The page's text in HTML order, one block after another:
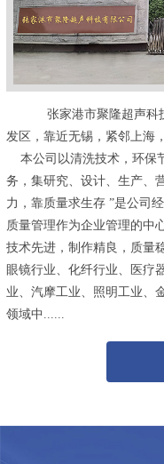
张家港市聚隆超声科
发区，靠近无锡，紧邻上海
本公司以清洗技术，环保
务，集研究、设计、生产、
力，靠质量求生存 ”是公司
质量管理作为企业管理的中
技术先进，制作精良，质量
眼镜行业、化纤行业、医疗
业、汽摩工业、照明工业、
领域中......